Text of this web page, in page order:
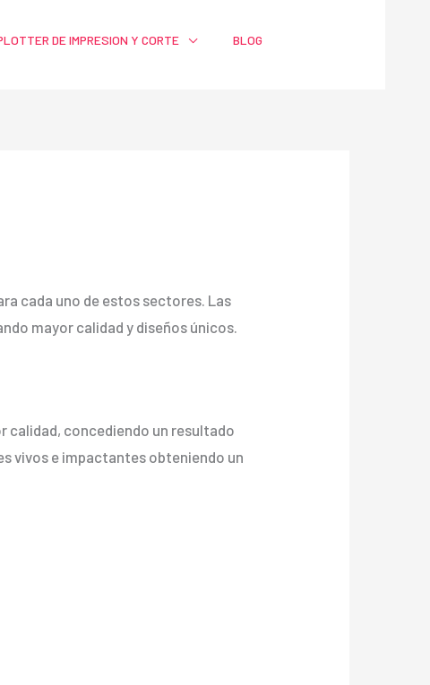
DE IMPRESION Y CORTE
BLOG
cada uno de estos sectores. Las
mayor calidad y diseños únicos.
calidad, concediendo un resultado
vivos e impactantes obteniendo un